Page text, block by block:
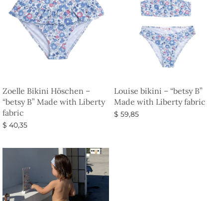
Zoelle Bikini Höschen –
“betsy B” Made with Liberty
fabric
$ 40,35
Louise bikini – “betsy B”
Made with Liberty fabric
$ 59,85